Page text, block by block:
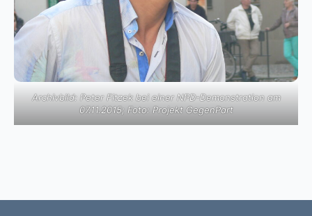
Archivbild: Peter Fitzek bei einer NPD-Demonstration am
07.11.2015; Foto: Projekt GegenPart